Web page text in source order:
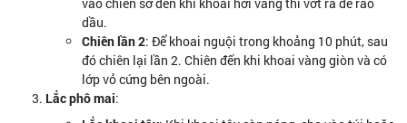
dầu.
Chiên lần 2: Để khoai nguội trong khoảng 10 phút, sau
đó chiên lại lần 2. Chiên đến khi khoai vàng giòn và có
lớp vỏ cứng bên ngoài.
Lắc phô mai: